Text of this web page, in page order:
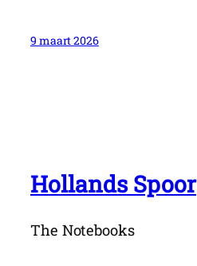
9 maart 2026
Hollands Spoor
The Notebooks